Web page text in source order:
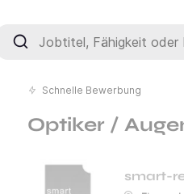
Jobtitel, Fähigkeit oder Firma
Schnelle Bewerbung
Optiker /
smart-